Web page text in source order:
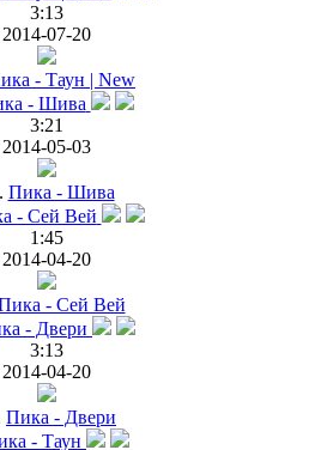
3:13
2014-07-20
- Таун | New
3:21
2014-05-03
Пика - Шива
1:45
2014-04-20
- Сей Вей
3:13
2014-04-20
Пика - Двери